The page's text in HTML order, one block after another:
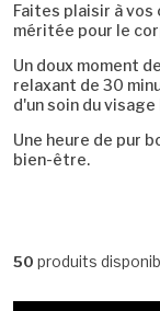
Faites plaisir à vos
méritée pour le
Un doux moment
relaxant de 30
d'un soin du
Une heure de pur
bien-être.
50 produits